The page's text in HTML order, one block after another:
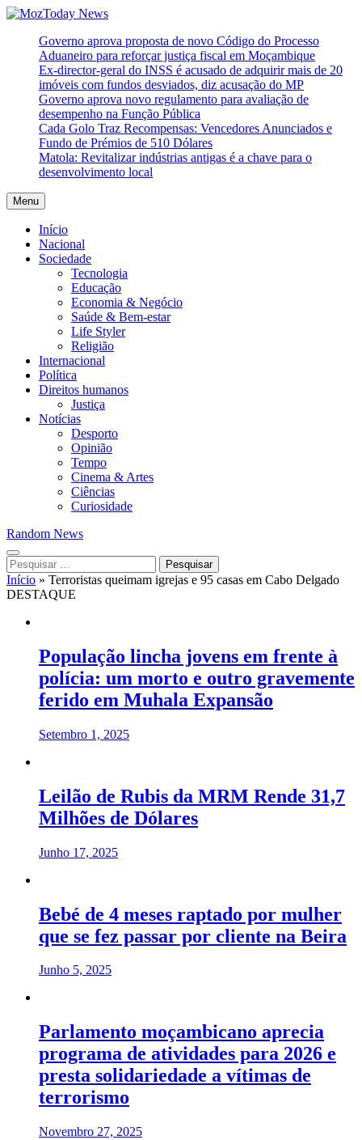
Skip
content
MozToday News
Onde a gente lê.
Governo aprova proposta de novo Código do Processo
Aduaneiro para reforçar justiça fiscal em Moçambique
Ex-director-geral do INSS é acusado de adquirir mais de 20
imóveis com fundos desviados, diz acusação do MP
Governo aprova novo regulamento para avaliação de
desempenho na Função Pública
Cada Golo Traz Recompensas: Vencedores Anunciados e
Fundo de Prémios de 510 Dólares
Matola: Revitalizar indústrias antigas é a chave para o
desenvolvimento local
Menu
Início
Nacional
Sociedade
Tecnologia
Educação
Economia & Negócio
Saúde & Bem-estar
Life Styler
Religião
Internacional
Política
Direitos humanos
Justiça
Notícias
Desporto
Opinião
Tempo
Cinema & Artes
Ciências
Curiosidade
Random News
Pesquisar
por:
Início » Terroristas queimam igrejas e 95 casas em Cabo Delgado
DESTAQUE
População lincha jovens em frente à
polícia: um morto e outro gravemente
ferido em Muhala Expansão
Setembro 1, 2025
Leilão de Rubis da MRM Rende 31,7
Milhões de Dólares
Junho 17, 2025
Bebé de 4 meses raptado por mulher
que se fez passar por cliente na Beira
Junho 5, 2025
Parlamento moçambicano aprecia
programa de atividades para 2026 e
presta solidariedade a vítimas de
terrorismo
Novembro 27, 2025